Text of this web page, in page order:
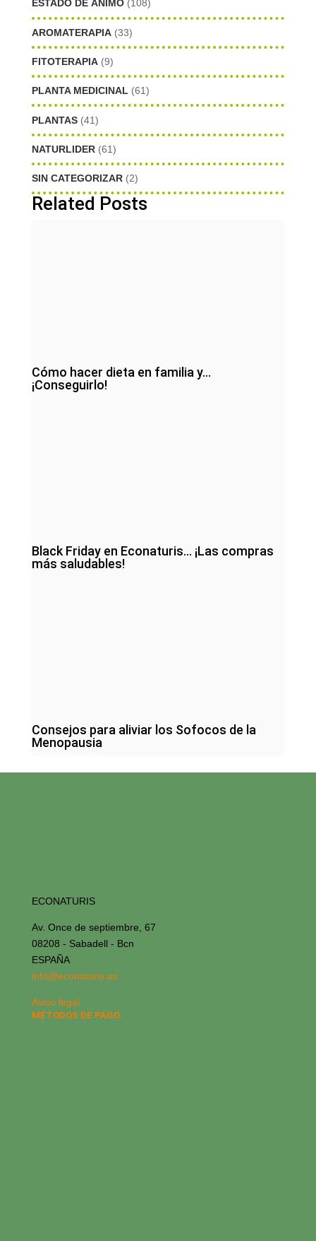
ESTADO DE ÁNIMO (108)
AROMATERAPIA (33)
FITOTERAPIA (9)
PLANTA MEDICINAL (61)
PLANTAS (41)
NATURLIDER (61)
SIN CATEGORIZAR (2)
Related Posts
Cómo hacer dieta en familia y…
¡Conseguirlo!
Black Friday en Econaturis… ¡Las compras
más saludables!
Consejos para aliviar los Sofocos de la
Menopausia
ECONATURIS
Av. Once de septiembre, 67
08208 - Sabadell - Bcn
ESPAÑA
info@econaturis.es
Aviso legal
MÉTODOS DE PAGO: